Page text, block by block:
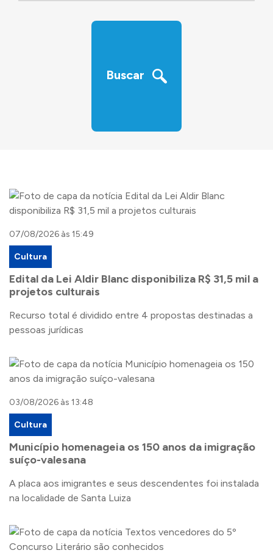
‹›
Buscar
07/08/2026 às 15:49
Cultura
Edital da Lei Aldir Blanc disponibiliza R$ 31,5 mil a
projetos culturais
Recurso total é dividido entre 4 propostas destinadas a
pessoas jurídicas
03/08/2026 às 13:48
Cultura
Município homenageia os 150 anos da imigração
suíço-valesana
A placa aos imigrantes e seus descendentes foi instalada
na localidade de Santa Luiza